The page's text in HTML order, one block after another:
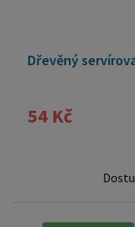
Dřevěný
54 Kč